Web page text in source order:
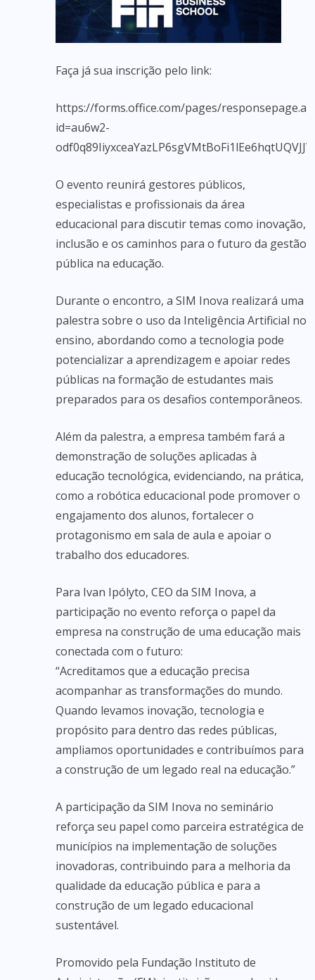
Faça já sua inscrição pelo link:
https://forms.office.com/pages/
id=au6w2-
O evento reunirá gestores públicos,
especialistas e profissionais da área
educacional para discutir temas como inovação,
inclusão e os caminhos para o futuro da gestão
pública na educação.
Durante o encontro, a SIM Inova realizará uma
palestra sobre o uso da Inteligência Artificial no
ensino, abordando como a tecnologia pode
potencializar a aprendizagem e apoiar redes
públicas na formação de estudantes mais
preparados para os desafios contemporâneos.
Além da palestra, a empresa também fará a
demonstração de soluções aplicadas à
educação tecnológica, evidenciando, na prática,
como a robótica educacional pode promover o
engajamento dos alunos, fortalecer o
protagonismo em sala de aula e apoiar o
trabalho dos educadores.
Para Ivan Ipólyto, CEO da SIM Inova, a
participação no evento reforça o papel da
empresa na construção de uma educação mais
conectada com o futuro:
“Acreditamos que a educação precisa
acompanhar as transformações do mundo.
Quando levamos inovação, tecnologia e
propósito para dentro das redes públicas,
ampliamos oportunidades e contribuímos para
a construção de um legado real na educação.”
A participação da SIM Inova no seminário
reforça seu papel como parceira estratégica de
municípios na implementação de soluções
inovadoras, contribuindo para a melhoria da
qualidade da educação pública e para a
construção de um legado educacional
sustentável.
Promovido pela Fundação Instituto de